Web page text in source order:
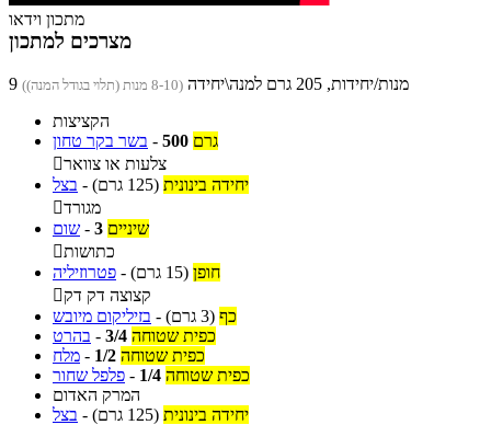
מתכון וידאו
מצרכים למתכון
9 מנות/יחידות, 205 גרם למנה\יחידה (8-10 מנות (תלוי בגודל המנה))
הקציצות
בשר בקר טחון - 500 גרם
צלעות או צוואר
בצל - יחידה בינונית (125 גרם)
מגורד
שום - 3 שיניים
כתושות
פטרוזיליה - חופן (15 גרם)
קצוצה דק דק
בזיליקום מיובש - כף (3 גרם)
בהרט - 3/4 כפית שטוחה
מלח - 1/2 כפית שטוחה
פלפל שחור - 1/4 כפית שטוחה
המרק האדום
בצל - יחידה בינונית (125 גרם)